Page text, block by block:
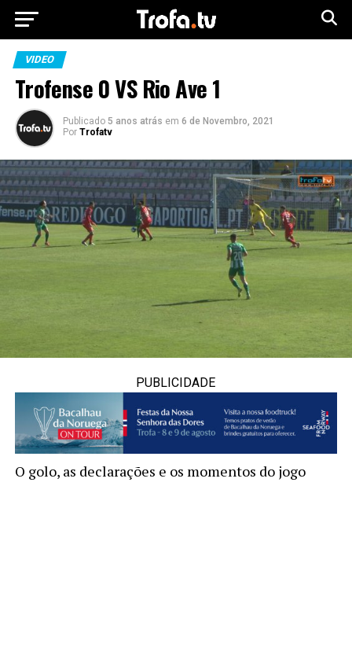
VIDEO
Trofense 0 VS Rio Ave 1
Publicado 5 anos atrás em 6 de Novembro, 2021
Por Trofatv
PUBLICIDADE
O golo, as declarações e os momentos do jogo